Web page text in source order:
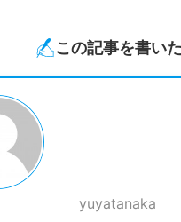
この記事を書い
yuyatanaka